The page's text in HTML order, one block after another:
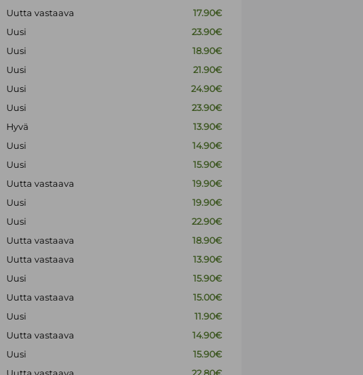
Uutta vastaava
17.90€
Uusi
23.90€
Uusi
18.90€
Uusi
21.90€
Uusi
24.90€
Uusi
23.90€
Hyvä
13.90€
Uusi
14.90€
Uusi
15.90€
Uutta vastaava
19.90€
Uusi
19.90€
Uusi
22.90€
Uutta vastaava
18.90€
Uutta vastaava
13.90€
Uusi
15.90€
Uutta vastaava
15.00€
Uusi
11.90€
Uutta vastaava
14.90€
Uusi
15.90€